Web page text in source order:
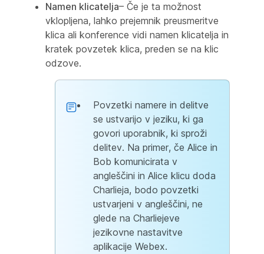
Namen klicatelja– Če je ta možnost
vklopljena, lahko prejemnik preusmeritve
klica ali konference vidi namen klicatelja in
kratek povzetek klica, preden se na klic
odzove.
Povzetki namere in delitve
se ustvarijo v jeziku, ki ga
govori uporabnik, ki sproži
delitev. Na primer, če Alice in
Bob komunicirata v
angleščini in Alice klicu doda
Charlieja, bodo povzetki
ustvarjeni v angleščini, ne
glede na Charliejeve
jezikovne nastavitve
aplikacije Webex.